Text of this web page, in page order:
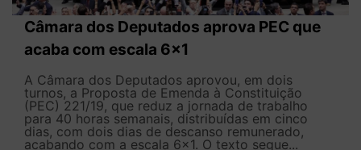
Câmara dos Deputados aprova PEC que
acaba com escala 6x1
A Câmara dos Deputados aprovou, em dois
turnos, a Proposta de Emenda à Constituição
(PEC) 221/19, que reduz a jornada de trabalho
para 40 horas semanais, distribuídas em cinco
dias, com dois dias de descanso remunerado,
acabando com a escala 6x1. O texto segue...